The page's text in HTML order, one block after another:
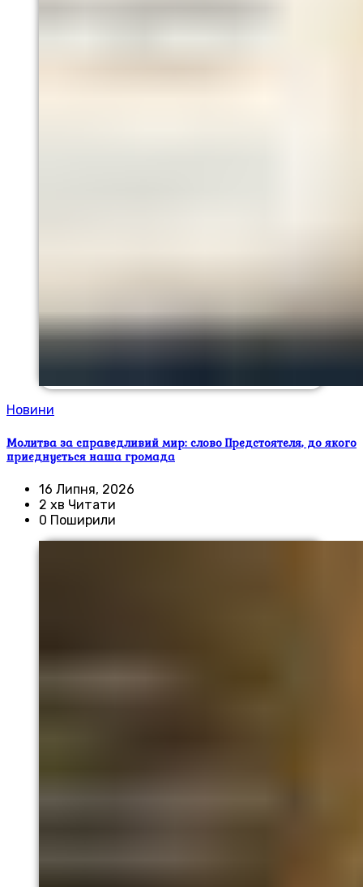
Новини
Молитва за справедливий мир: слово Предстоятеля, до якого
приєднується наша громада
16 Липня, 2026
2 хв Читати
0 Поширили